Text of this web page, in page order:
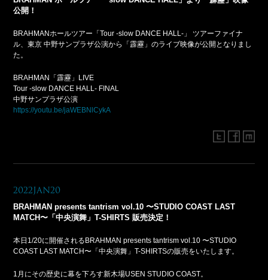
公開！
BRAHMANホールツアー「Tour -slow DANCE HALL-」 ツアーファイナ
ル、東京 中野サンプラザ公演から「霹靂」のライブ映像が公開となりまし
た。
BRAHMAN「霹靂」LIVE
Tour -slow DANCE HALL- FINAL
中野サンプラザ公演
https://youtu.be/jaWEBNlCykA
2022Jan20
BRAHMAN presents tantrism vol.10 〜STUDIO COAST LAST
MATCH〜「中央演舞」T-SHIRTS 販売決定！
本日1/20に開催されるBRAHMAN presents tantrism vol.10 〜STUDIO
COAST LAST MATCH〜「中央演舞」T-SHIRTSの販売をいたします。
1月にその歴史に幕を下ろす新木場USEN STUDIO COAST。